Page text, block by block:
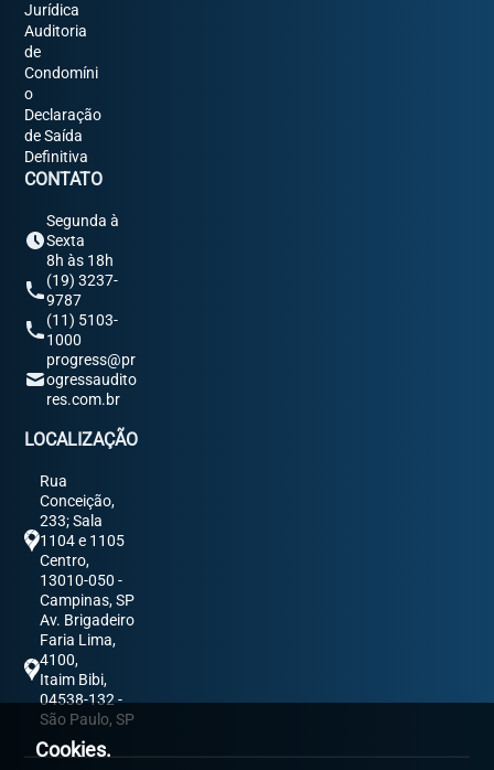
Jurídica
Auditoria
de
Condomíni
o
Declaração
de Saída
Definitiva
CONTATO
Segunda à
Sexta
8h às 18h
(19) 3237-
9787
(11) 5103-
1000
progress@pr
ogressaudito
res.com.br
LOCALIZAÇÃO
Rua
Conceição,
233; Sala
1104 e 1105
Centro,
13010-050 -
Campinas, SP
Av. Brigadeiro
Faria Lima,
4100,
Itaim Bibi,
04538-132 -
São Paulo, SP
Cookies.